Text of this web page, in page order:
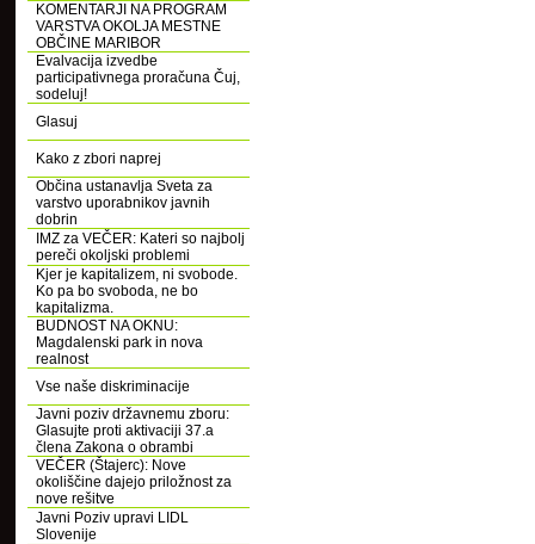
KOMENTARJI NA PROGRAM
VARSTVA OKOLJA MESTNE
OBČINE MARIBOR
Evalvacija izvedbe
participativnega proračuna Čuj,
sodeluj!
Glasuj
Kako z zbori naprej
Občina ustanavlja Sveta za
varstvo uporabnikov javnih
dobrin
IMZ za VEČER: Kateri so najbolj
pereči okoljski problemi
Kjer je kapitalizem, ni svobode.
Ko pa bo svoboda, ne bo
kapitalizma.
BUDNOST NA OKNU:
Magdalenski park in nova
realnost
Vse naše diskriminacije
Javni poziv državnemu zboru:
Glasujte proti aktivaciji 37.a
člena Zakona o obrambi
VEČER (Štajerc): Nove
okoliščine dajejo priložnost za
nove rešitve
Javni Poziv upravi LIDL
Slovenije